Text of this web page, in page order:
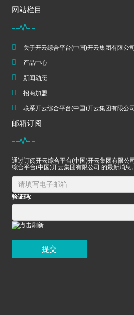
网站栏目
关于开云综合平台(中国)开云集团有限公司
产品中心
新闻动态
招商加盟
联系开云综合平台(中国)开云集团有限公司
邮箱订阅
通过订阅开云综合平台(中国)开云集团有限公
综合平台(中国)开云集团有限公司 的最新消息
验证码:
提交